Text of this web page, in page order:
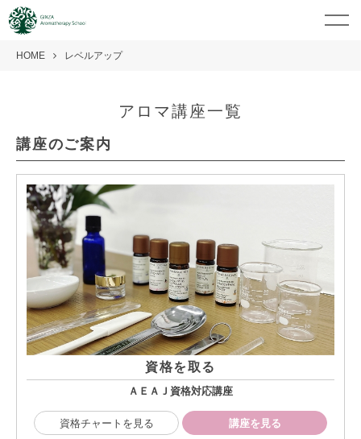
HOME レベルアップ
アロマ講座一覧
講座のご案内
資格を取る
ＡＥＡＪ資格対応講座
資格チャートを見る 講座を見る